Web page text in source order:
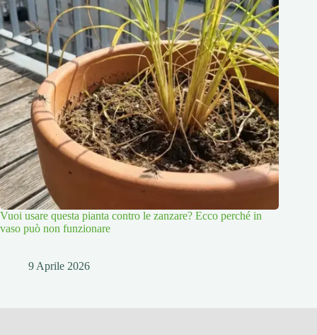
Vuoi usare questa pianta contro le zanzare? Ecco perché in
vaso può non funzionare
9 Aprile 2026